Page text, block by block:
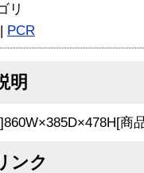
リ
| PCR
明
商
ンク